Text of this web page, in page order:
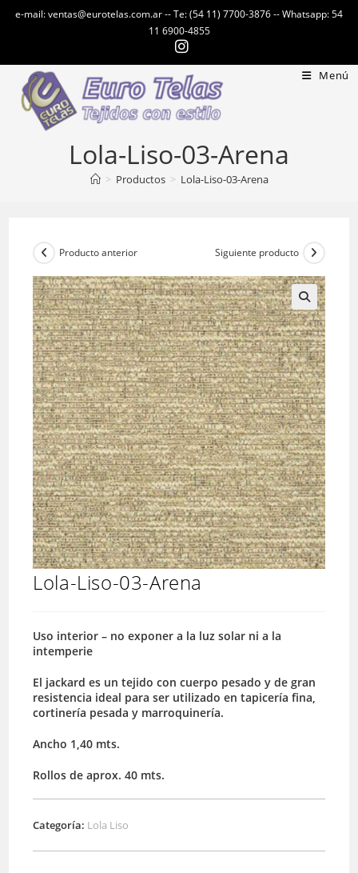
e-mail: ventas@eurotelas.com.ar -- Te: (54 11) 7700-3876 -- Whatsapp: 54
11 6900-4855
Menú
Lola-Liso-03-Arena
> Productos > Lola-Liso-03-Arena
Producto anterior Siguiente producto
Lola-Liso-03-Arena
Uso interior – no exponer a la luz solar ni a la
intemperie
El jackard es un tejido con cuerpo pesado y de gran
resistencia ideal para ser utilizado en tapicería fina,
cortinería pesada y marroquinería.
Ancho 1,40 mts.
Rollos de aprox. 40 mts.
Categoría: Lola Liso